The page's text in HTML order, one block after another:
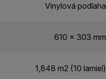
Vinylová podlaha
610 x 303 mm
1,848 m2 (10 lamiel)